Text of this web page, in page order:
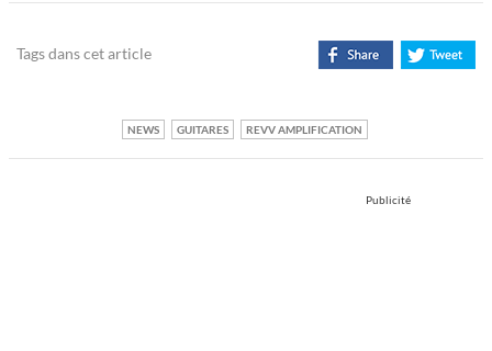
Tags dans cet article
NEWS GUITARES REVV AMPLIFICATION
Publicité